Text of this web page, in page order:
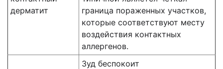
дерматит
граница пораженных участков,
которые соответствуют месту
воздействия контактных
аллергенов.
Зуд беспокоит